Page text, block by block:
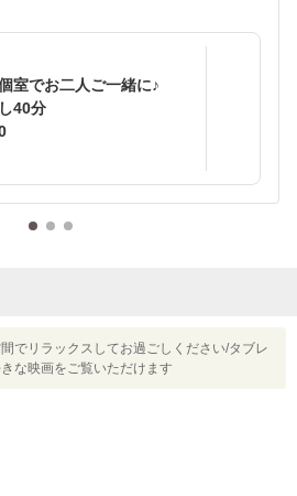
室でお二人ご一緒に♪
40分
でリラックスしてお過ごしください/タブレ
な映画をご覧いただけます